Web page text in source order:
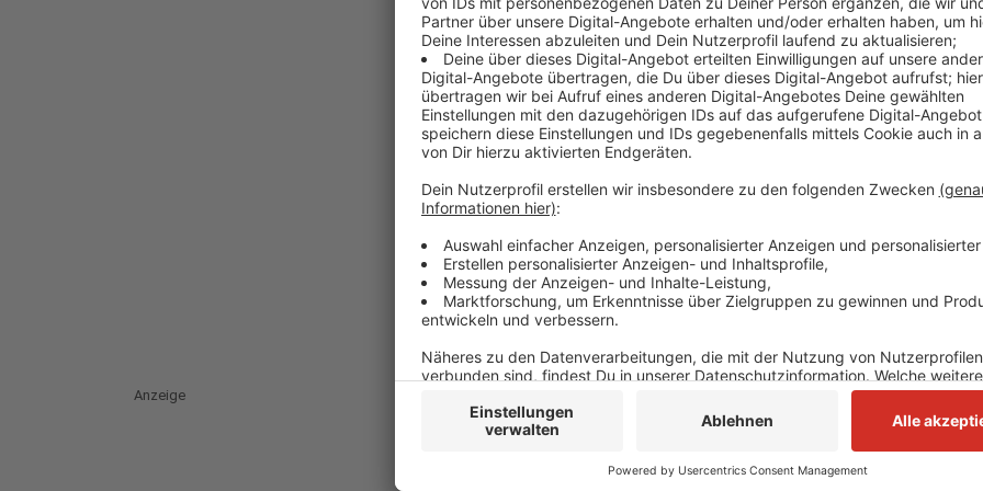
Im Kreis Mettmann sei es leicht am öffentlichen
Instituts für Bevölkerung und Entwicklung und der
und kreisfreie Städte untersucht und verglichen.
berücksichtigt: Steuereinnahmen, Hartz-IV-Quoten,
Abwanderung, schnelles Internet, Infrastruktur und
abgeschnitten haben Städte unter anderem im
Anzeige